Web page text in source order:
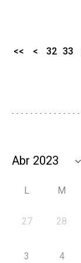
<< < 32 33
L M
27 28
3 4